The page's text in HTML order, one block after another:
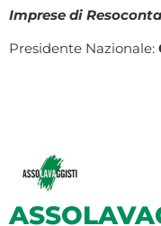
Imprese di
Presidente Nazionale: